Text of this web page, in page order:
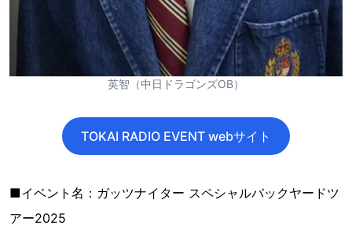
英智（中日ドラゴンズOB）
TOKAI RADIO EVENT webサイト
■イベント名：ガッツナイター スペシャルバックヤードツ
アー2025